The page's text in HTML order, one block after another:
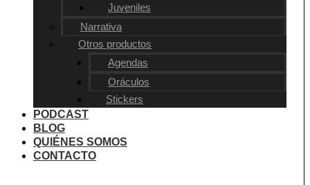
Juveniles
Narrativa
Otros productos
Agendas
Oráculos
Stickers
PODCAST
BLOG
QUIÉNES SOMOS
CONTACTO